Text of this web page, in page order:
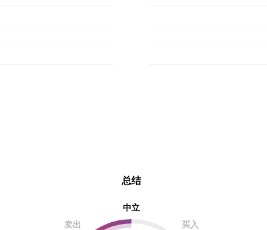
总结
中立
卖出
买入